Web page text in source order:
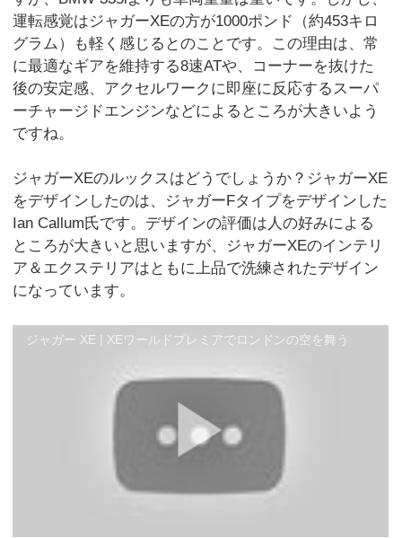
運転感覚はジャガーXEの方が1000ポンド（約453キロ
グラム）も軽く感じるとのことです。この理由は、常
に最適なギアを維持する8速ATや、コーナーを抜けた
後の安定感、アクセルワークに即座に反応するスーパ
ーチャージドエンジンなどによるところが大きいよう
ですね。
ジャガーXEのルックスはどうでしょうか？ジャガーXE
をデザインしたのは、ジャガーFタイプをデザインした
Ian Callum氏です。デザインの評価は人の好みによる
ところが大きいと思いますが、ジャガーXEのインテリ
ア＆エクステリアはともに上品で洗練されたデザイン
になっています。
ジャガー XE | XEワールドプレミアでロンドンの空を舞う